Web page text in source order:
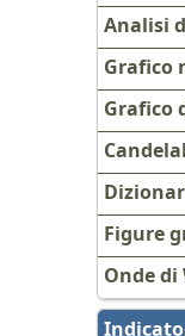
Analisi
Grafico
Grafico
Figure
Onde di